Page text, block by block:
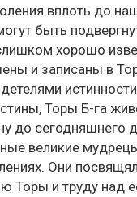
вплоть до
быть
хорошо
и записаны в
Торы Б-га
до сегодняшнего
великие
Они
Торы и труду над